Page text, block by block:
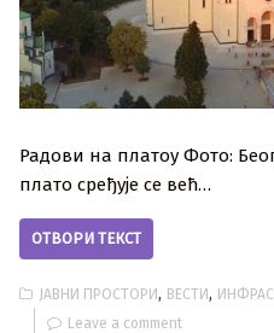
Радови на платоу Фото:
плато сређује се већ…
ОТВОРИ ТЕКСТ
ЈАВНИ ПРОСТОРИ, ВЕСТИ,
Leave a comment